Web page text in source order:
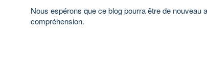
Nous espérons que ce blog pourra être de
compréhension.